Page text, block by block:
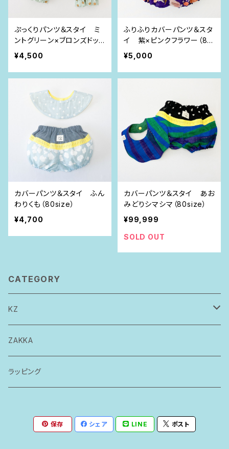
ぷっくりパンツ＆スタイ ミ
ントグリーン×ブロンズドット
（80size）
¥4,500
ふりふりカバーパンツ＆スタ
イ 紫×ピンクフラワー（80
size）
¥5,000
カバーパンツ＆スタイ ふん
わりくも（80size）
¥4,700
カバーパンツ＆スタイ あお
みどりシマシマ（80size）
¥99,999
SOLD OUT
CATEGORY
KZ
トップス
ボトムス
ロンパース
ZAKKA
ラッピング
保存 シェア LINE ポスト